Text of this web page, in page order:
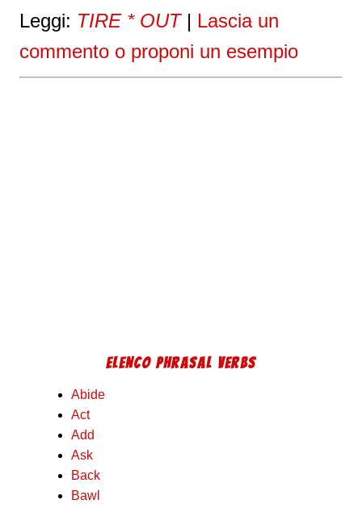
Leggi: TIRE * OUT| Lascia un
commento o proponi un esempio
ELENCO PHRASAL VERBS
Abide
Act
Add
Ask
Back
Bawl